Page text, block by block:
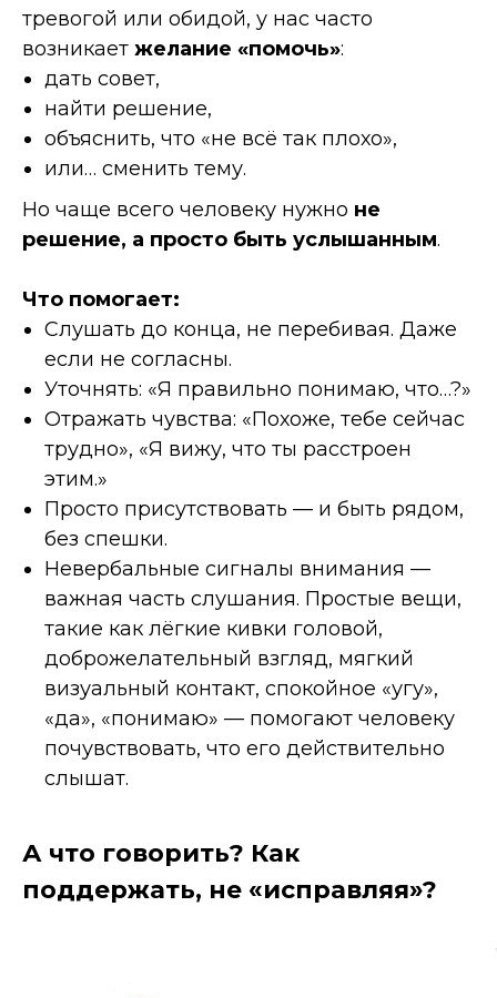
тревогой или обидой, у нас часто
возникает желание «помочь»:
дать совет,
найти решение,
объяснить, что «не всё так плохо»,
или… сменить тему.
Но чаще всего человеку нужно не
решение, а просто быть услышанным.
Что помогает:
Слушать до конца, не перебивая. Даже
если не согласны.
Уточнять: «Я правильно понимаю, что…?»
Отражать чувства: «Похоже, тебе сейчас
трудно», «Я вижу, что ты расстроен
этим.»
Просто присутствовать — и быть рядом,
без спешки.
Невербальные сигналы внимания —
важная часть слушания. Простые вещи,
такие как лёгкие кивки головой,
доброжелательный взгляд, мягкий
визуальный контакт, спокойное «угу»,
«да», «понимаю» — помогают человеку
почувствовать, что его действительно
слышат.
А что говорить? Как
поддержать, не «исправляя»?